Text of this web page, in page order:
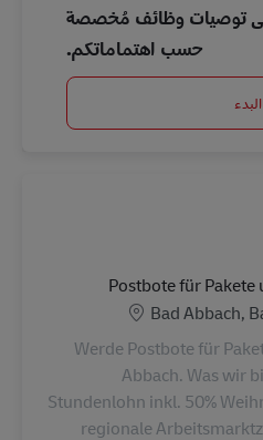
توصيات وظائف مُخصصة
حسب اهتماماتكم.
البدء
Postbote für
Bad Abbach,
Werde Postbote für
Abbach. Was wir
Stundenlohn inkl. 50%
regionale